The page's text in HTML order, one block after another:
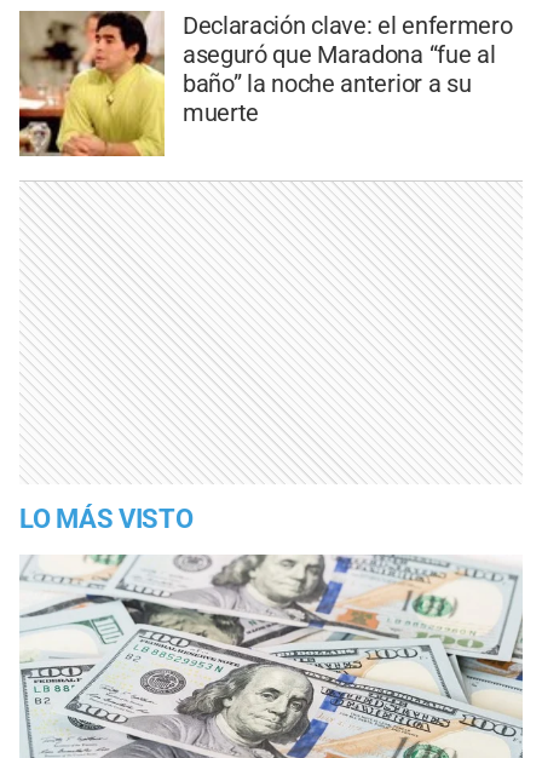
Declaración clave: el enfermero
aseguró que Maradona “fue al
baño” la noche anterior a su
muerte
LO MÁS VISTO